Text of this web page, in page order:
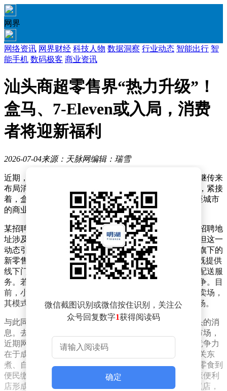
网界
网络资讯 网界财经 科技人物 数据洞察 行业动态 智能出行 智
能手机 数码极客 商业资讯
汕头商超零售界“热力升级”！
盒马、7-Eleven或入局，消费
者将迎新福利
2026-07-04来源：天脉网编辑：瑞雪
近期，汕头的商业零售市场热闹非凡，多个知名品牌相继传来
布局消息，引发广泛关注。小象超市汕头三店刚刚开业，紧接
着，盒马鲜生和7-Eleven也传出即将进驻的信号，为这座城市
的商业格局注入新活力。
某招聘平台近日显示，盒马鲜生正在汕头招聘配送员，招聘地
址涉及金平中旅和龙湖丹阳庄。尽管尚未有官方确认，但这一
动态引发了市场对盒马落地汕头的猜测。作为阿里巴巴旗下的
新零售标杆品牌，盒马以“线上线下一体化”模式著称，既提供
线下门店的购物体验，也覆盖生鲜、烘焙等品类的即时配送服
务。若选择前置仓模式，盒马将与小象超市形成直接竞争。目
前，小象超市在汕头仅开展仓储和分拣业务，未设线下卖场，
其模式更依赖高效配送和平台流量，主打“懒人经济”市场。
与此同时，国际便利店巨头7-Eleven也传出即将登陆汕头的消
息。去年，7-Eleven广东加盟中心曾透露正在考察汕头市场，
近期网络热议进一步加剧了这一猜测。7-Eleven的核心竞争力
在于成熟的鲜食体系和全场景便民服务，其现磨咖啡、关东
煮、自制饭团等产品覆盖全时段需求，商品种类从网红零食到
便民缴费服务一应俱全。若成功入驻，7-Eleven将与罗森便利
店形成双雄对决的格局。2025年9月，罗森在汕头首开双店，
微信截图识别或微信按住识别，关注公
众号回复数字1获得阅读码
确定